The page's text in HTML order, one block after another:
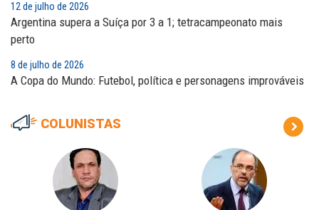
12 de julho de 2026
Argentina supera a Suíça por 3 a 1; tetracampeonato mais
perto
8 de julho de 2026
A Copa do Mundo: Futebol, política e personagens improváveis
COLUNISTAS